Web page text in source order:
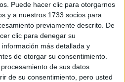
Puede hacer clic para otorgarnos
y a nuestros 1733 socios para
previamente descrito. De
clic para denegar su
más detallada y
de otorgar su consentimiento.
de sus datos
de su consentimiento, pero usted
que te gustaría que te
precios, plazas